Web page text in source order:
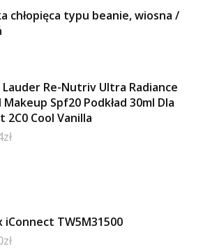
chłopięca typu beanie, wiosna /
Lauder Re-Nutriv Ultra Radiance
Makeup Spf20 Podkład 30ml Dla
2C0 Cool Vanilla
zł
iConnect TW5M31500
zł